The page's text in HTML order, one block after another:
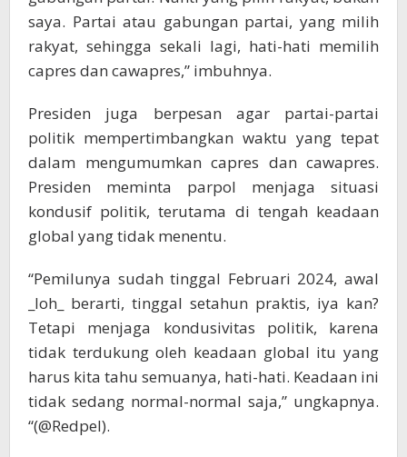
saya. Partai atau gabungan partai, yang milih
rakyat, sehingga sekali lagi, hati-hati memilih
capres dan cawapres,” imbuhnya.
Presiden juga berpesan agar partai-partai
politik mempertimbangkan waktu yang tepat
dalam mengumumkan capres dan cawapres.
Presiden meminta parpol menjaga situasi
kondusif politik, terutama di tengah keadaan
global yang tidak menentu.
“Pemilunya sudah tinggal Februari 2024, awal
_loh_ berarti, tinggal setahun praktis, iya kan?
Tetapi menjaga kondusivitas politik, karena
tidak terdukung oleh keadaan global itu yang
harus kita tahu semuanya, hati-hati. Keadaan ini
tidak sedang normal-normal saja,” ungkapnya.
“(@Redpel).